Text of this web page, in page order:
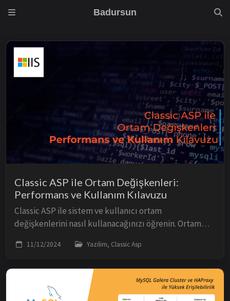
Badursun
Classic ASP ile Ortam Değişkenleri:
Performans ve Kullanım Kılavuzu
Classic ASP ile sistem ve kullanıcı ortam
değişkenlerini nasıl kullanacağınızı öğrenin. Ortam
nesnesi ile kıyaslaması, avantaj ve dezavantajları...
11/12/2024 Yazilim, Classic Asp